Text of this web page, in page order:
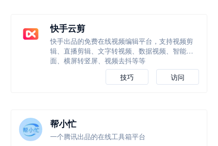
快手云剪
快手出品的免费在线视频编辑平台，支持视频剪
辑、直播剪辑、文字转视频、数据视频、智能封
面、横屏转竖屏、视频去抖等等
访问
技巧
帮小忙
一个腾讯出品的在线工具箱平台